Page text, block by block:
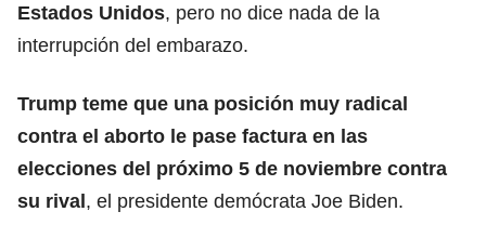
Estados Unidos, pero no dice nada de la
interrupción del embarazo.
Trump teme que una posición muy radical
contra el aborto le pase factura en las
elecciones del próximo 5 de noviembre contra
su rival, el presidente demócrata Joe Biden.